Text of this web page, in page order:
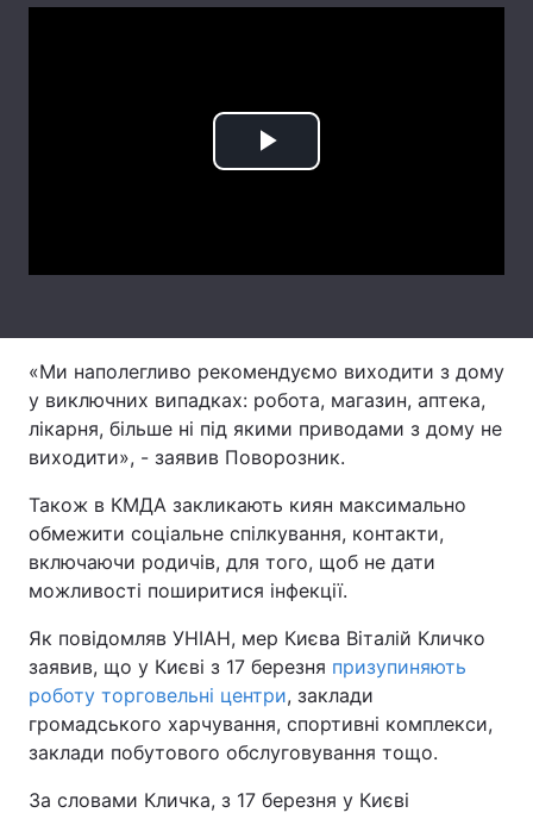
Думки
Вакансії
Послуги
Тема оформлення
Play
«Ми наполегливо рекомендуємо виходити з дому
у виключних випадках: робота, магазин, аптека,
лікарня, більше ні під якими приводами з дому не
виходити», - заявив Поворозник.
Також в КМДА закликають киян максимально
обмежити соціальне спілкування, контакти,
включаючи родичів, для того, щоб не дати
можливості поширитися інфекції.
Як повідомляв УНІАН, мер Києва Віталій Кличко
заявив, що у Києві з 17 березня призупиняють
роботу торговельні центри, заклади
громадського харчування, спортивні комплекси,
заклади побутового обслуговування тощо.
За словами Кличка, з 17 березня у Києві